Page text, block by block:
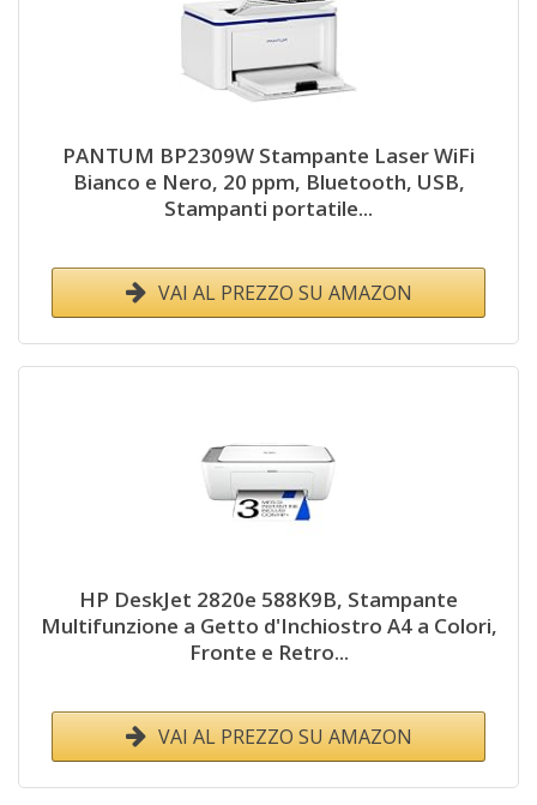
PANTUM BP2309W Stampante Laser WiFi
Bianco e Nero, 20 ppm, Bluetooth, USB,
Stampanti portatile...
VAI AL PREZZO SU AMAZON
HP DeskJet 2820e 588K9B, Stampante
Multifunzione a Getto d'Inchiostro A4 a Colori,
Fronte e Retro...
VAI AL PREZZO SU AMAZON